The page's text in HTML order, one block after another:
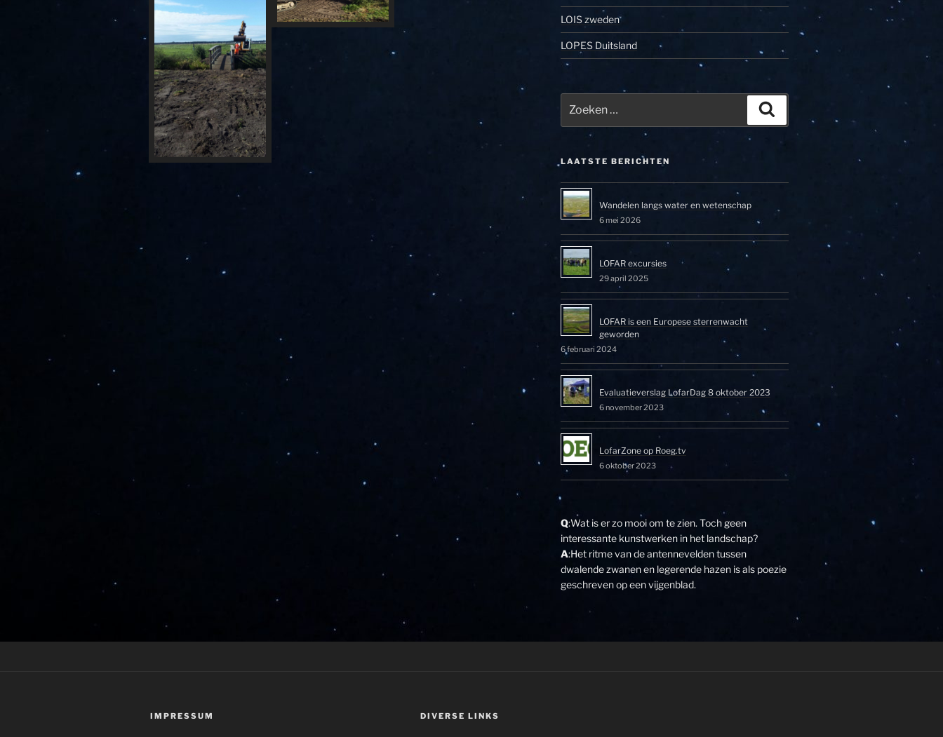
LOIS zweden
LOPES Duitsland
naar:
LAATSTE BERICHTEN
Wandelen langs water en wetenschap
6 mei 2026
LOFAR excursies
29 april 2025
LOFAR is een Europese sterrenwacht
geworden
6 februari 2024
Evaluatieverslag LofarDag 8 oktober 2023
6 november 2023
LofarZone op Roeg.tv
6 oktober 2023
Q:Wat is er zo mooi om te zien. Toch geen
interessante kunstwerken in het landschap?
A:Het ritme van de antennevelden tussen
dwalende zwanen en legerende hazen is als poezie
geschreven op een vijgenblad.
IMPRESSUM DIVERSE LINKS